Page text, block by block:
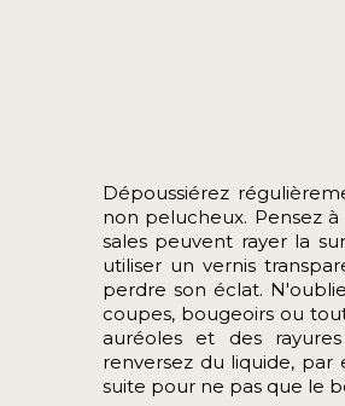
Dépoussiérez
non pelucheux. Pensez
sales peuvent rayer la
utiliser un vernis
perdre son éclat.
coupes, bougeoirs ou
auréoles et des
renversez du liquide,
suite pour ne pas que le